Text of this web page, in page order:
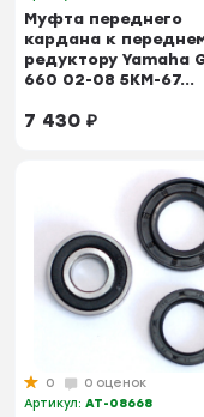
Муфта переднего
кардана к
редуктору Yamaha
660 02-08 5KM-67...
7 430₽
0
0 оценок
Артикул:AT-08668